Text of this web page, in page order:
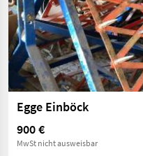
Egge Einböck
900 €
MwSt nicht ausweisbar